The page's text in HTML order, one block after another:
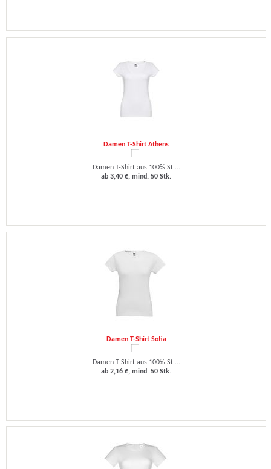
Damen T-Shirt Athens
Damen T-Shirt aus 100% St ...
ab 3,40 €, mind. 50 Stk.
Damen T-Shirt Sofia
Damen T-Shirt aus 100% St ...
ab 2,16 €, mind. 50 Stk.